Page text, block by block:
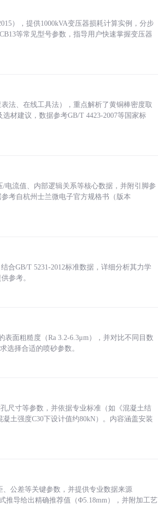
），提供1000kVA变压器损耗计算实例，分步
等常见型号参数，指导用户快速掌握变压器
法、在线工具法），重点解析了黄铜棒密度取
材建议，数据参考GB/T 4423-2007等国家标
电流值、内部逻辑关系等核心数据，并附引脚参
考自杭州士兰微电子官方规格书（版本
合GB/T 5231-2012标准数据，详细分析其力学
参考。
面粗糙度（Ra 3.2-6.3μm），并对比不同目数
选择合适的喷砂参数。
尺寸等参数，并依据专业标准（如《混凝土结
土强度C30下设计值约80kN）。内容涵盖安装
公差等关键参数，并提供专业数据来源
推导给出精确推荐值（Φ5.18mm），并附加工艺